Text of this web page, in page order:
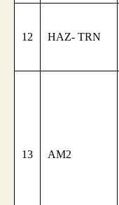
12 HAZ- TRN
13 AM2